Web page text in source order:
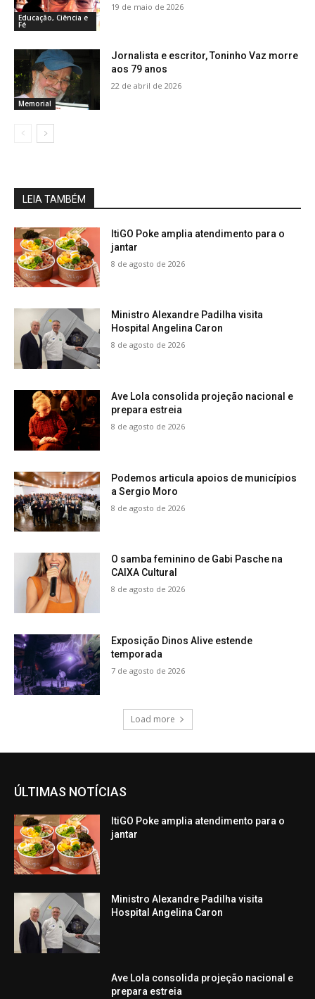
Educação, Ciência e
Fé
19 de maio de 2026
Memorial
Jornalista e escritor, Toninho Vaz morre
aos 79 anos
22 de abril de 2026
LEIA TAMBÉM
ItiGO Poke amplia atendimento para o
jantar
8 de agosto de 2026
Ministro Alexandre Padilha visita
Hospital Angelina Caron
8 de agosto de 2026
Ave Lola consolida projeção nacional e
prepara estreia
8 de agosto de 2026
Podemos articula apoios de municípios
a Sergio Moro
8 de agosto de 2026
O samba feminino de Gabi Pasche na
CAIXA Cultural
8 de agosto de 2026
Exposição Dinos Alive estende
temporada
7 de agosto de 2026
Load more
ÚLTIMAS NOTÍCIAS
ItiGO Poke amplia atendimento para o
jantar
Ministro Alexandre Padilha visita
Hospital Angelina Caron
Ave Lola consolida projeção nacional e
prepara estreia